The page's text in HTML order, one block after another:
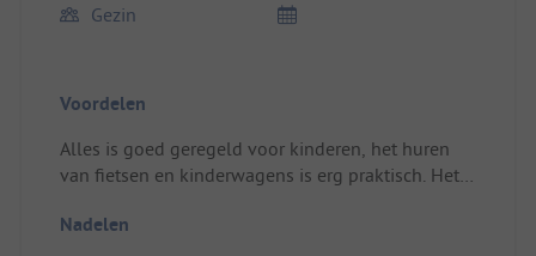
Gezin
Voordelen
Alles is goed geregeld voor kinderen, het huren
van fietsen en kinderwagens is erg praktisch. Het
de sfeer is gezellig. Het waterpark is fantastisch
Nadelen